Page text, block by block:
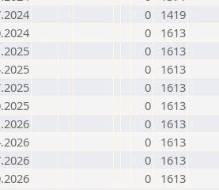
0
1419
0
1613
0
1613
0
1613
0
1613
0
1613
0
1613
0
1613
0
1613
0 1613